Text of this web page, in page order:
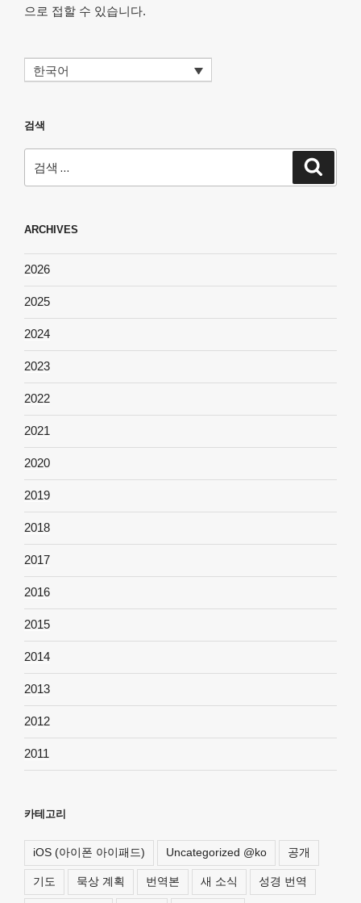
으로 접할 수 있습니다.
한국어
검색
색:
ARCHIVES
2026
2025
2024
2023
2022
2021
2020
2019
2018
2017
2016
2015
2014
2013
2012
2011
카테고리
iOS (아이폰 아이패드) Uncategorized @ko 공개
기도 묵상 계획 번역본 새 소식 성경 번역